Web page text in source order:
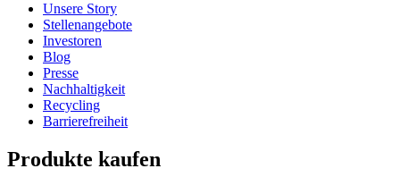
Unsere Story
Stellenangebote
Investoren
Blog
Presse
Nachhaltigkeit
Recycling
Barrierefreiheit
Produkte kaufen